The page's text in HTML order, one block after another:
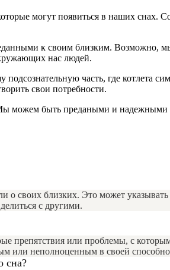
могут появиться в наших снах.
к своим близким. Возможно,
нас людей.
часть, где котлета
свои потребности.
можем быть предаными и надежными
о своих близких. Это может
с другими.
препятствия или проблемы, с
или неполноценным в своей
сна?